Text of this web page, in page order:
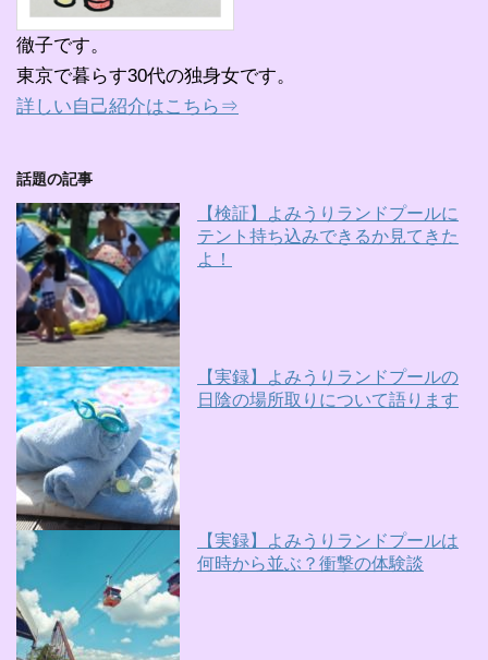
徹子です。
東京で暮らす30代の独身女です。
詳しい自己紹介はこちら⇒
話題の記事
【検証】よみうりランドプールに
テント持ち込みできるか見てきた
よ！
【実録】よみうりランドプールの
日陰の場所取りについて語ります
【実録】よみうりランドプールは
何時から並ぶ？衝撃の体験談